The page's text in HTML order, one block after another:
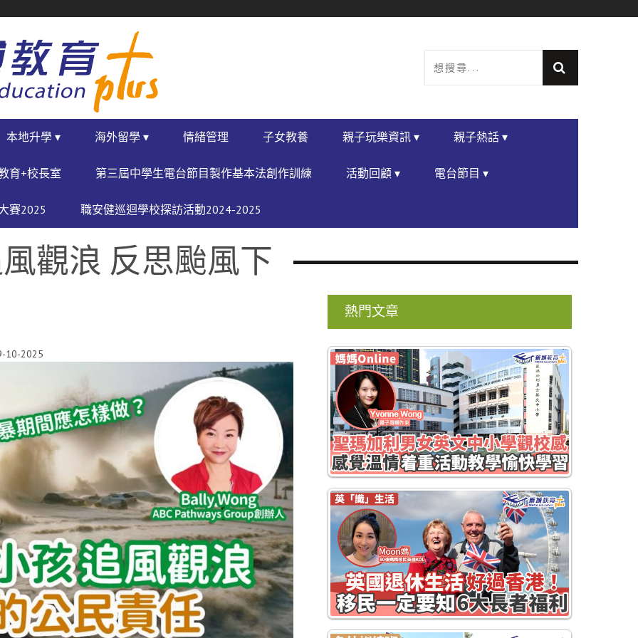
本地升學 ▾ 海外留學 ▾ 情緒管理 子女教養 親子玩樂資訊 ▾ 親子熱話 ▾
育+校長室 第三屆中學生電台節目製作基本法創作訓練 活動回顧 ▾ 電台節目 ▾
賽2025 職安健巡迴學校探訪活動2024-2025
觀浪 反思颱風下
10-2025
熱門文章